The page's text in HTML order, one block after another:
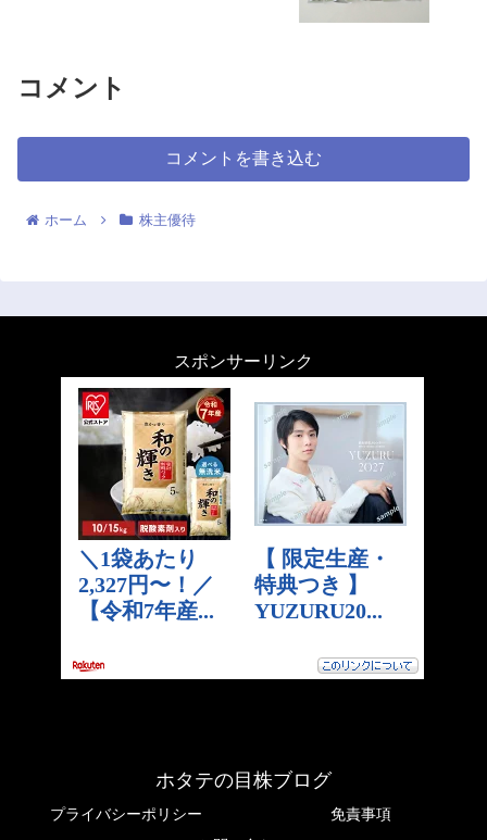
コメント
コメントを書き込む
ホーム 株主優待
スポンサーリンク
ホタテの目株ブログ
プライバシーポリシー
免責事項